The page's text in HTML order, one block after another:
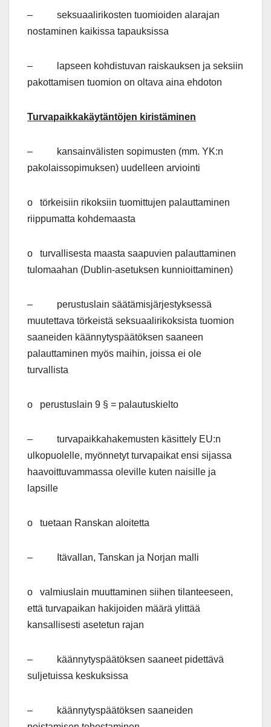
– seksuaalirikosten tuomioiden alarajan
nostaminen kaikissa tapauksissa
– lapseen kohdistuvan raiskauksen ja seksiin
pakottamisen tuomion on oltava aina ehdoton
Turvapaikkakäytäntöjen kiristäminen
– kansainvälisten sopimusten (mm. YK:n
pakolaissopimuksen) uudelleen arviointi
o törkeisiin rikoksiin tuomittujen palauttaminen
riippumatta kohdemaasta
o turvallisesta maasta saapuvien palauttaminen
tulomaahan (Dublin-asetuksen kunnioittaminen)
– perustuslain säätämisjärjestyksessä
muutettava törkeistä seksuaalirikoksista tuomion
saaneiden käännytyspäätöksen saaneen
palauttaminen myös maihin, joissa ei ole
turvallista
o perustuslain 9 § = palautuskielto
– turvapaikkahakemusten käsittely EU:n
ulkopuolelle, myönnetyt turvapaikat ensi sijassa
haavoittuvammassa oleville kuten naisille ja
lapsille
o tuetaan Ranskan aloitetta
– Itävallan, Tanskan ja Norjan malli
o valmiuslain muuttaminen siihen tilanteeseen,
että turvapaikan hakijoiden määrä ylittää
kansallisesti asetetun rajan
– käännytyspäätöksen saaneet pidettävä
suljetuissa keskuksissa
– käännytyspäätöksen saaneiden